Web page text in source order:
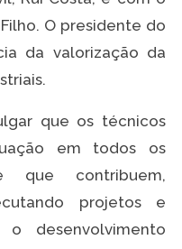
O presidente do
da valorização da
que os técnicos
em todos os
que contribuem,
projetos e
o desenvolvimento